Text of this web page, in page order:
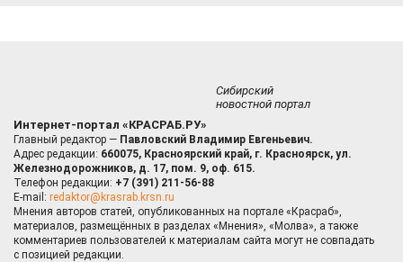
Сибирский
новостной портал
Интернет-портал «КРАСРАБ.РУ»
Главный редактор — Павловский Владимир Евгеньевич.
Адрес редакции: 660075, Красноярский край, г. Красноярск, ул.
Железнодорожников, д. 17, пом. 9, оф. 615.
Телефон редакции: +7 (391) 211-56-88
E-mail: redaktor@krasrab.krsn.ru
Мнения авторов статей, опубликованных на портале «Красраб»,
материалов, размещённых в разделах «Мнения», «Молва», а также
комментариев пользователей к материалам сайта могут не совпадать
с позицией редакции.